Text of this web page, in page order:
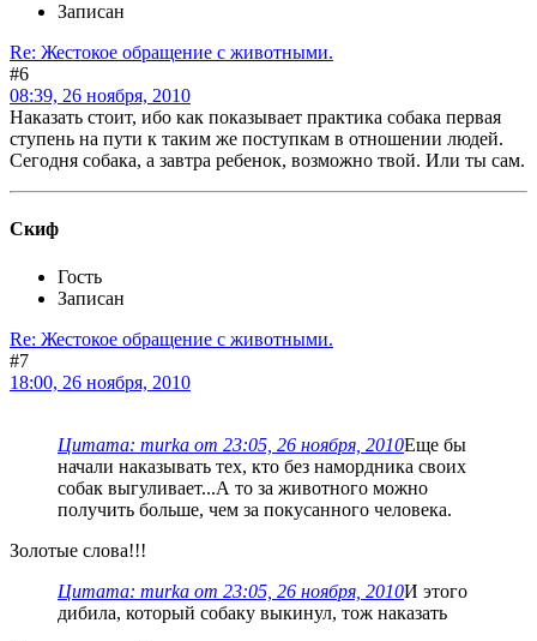
Записан
Re: Жестокое обращение с животными.
#6
08:39, 26 ноября, 2010
Наказать стоит, ибо как показывает практика собака первая
ступень на пути к таким же поступкам в отношении людей.
Сегодня собака, а завтра ребенок, возможно твой. Или ты сам.
Скиф
Гость
Записан
Re: Жестокое обращение с животными.
#7
18:00, 26 ноября, 2010
Цитата: murka от 23:05, 26 ноября, 2010Еще бы
начали наказывать тех, кто без намордника своих
собак выгуливает...А то за животного можно
получить больше, чем за покусанного человека.
Золотые слова!!!
Цитата: murka от 23:05, 26 ноября, 2010И этого
дибила, который собаку выкинул, тож наказать